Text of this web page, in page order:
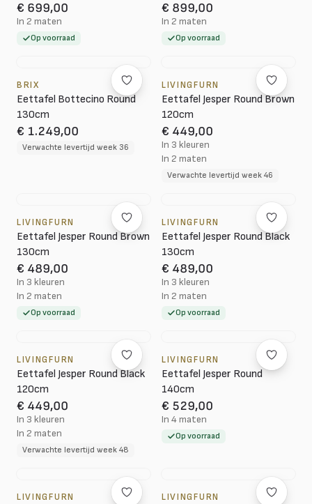
€ 699,00
In 2 maten
Op voorraad
€ 899,00
In 2 maten
Op voorraad
BRIX
Eettafel Bottecino Round
130cm
€ 1.249,00
Verwachte levertijd week 36
LIVINGFURN
Eettafel Jesper Round Brown
120cm
€ 449,00
In 3 kleuren
In 2 maten
Verwachte levertijd week 46
LIVINGFURN
Eettafel Jesper Round Brown
130cm
€ 489,00
In 3 kleuren
In 2 maten
Op voorraad
LIVINGFURN
Eettafel Jesper Round Black
130cm
€ 489,00
In 3 kleuren
In 2 maten
Op voorraad
LIVINGFURN
Eettafel Jesper Round Black
120cm
€ 449,00
In 3 kleuren
In 2 maten
Verwachte levertijd week 48
LIVINGFURN
Eettafel Jesper Round
140cm
€ 529,00
In 4 maten
Op voorraad
LIVINGFURN LIVINGFURN